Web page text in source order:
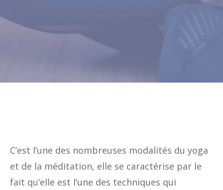
C’est l’une des nombreuses modalités du yoga
et de la méditation, elle se caractérise par le
fait qu’elle est l’une des techniques qui